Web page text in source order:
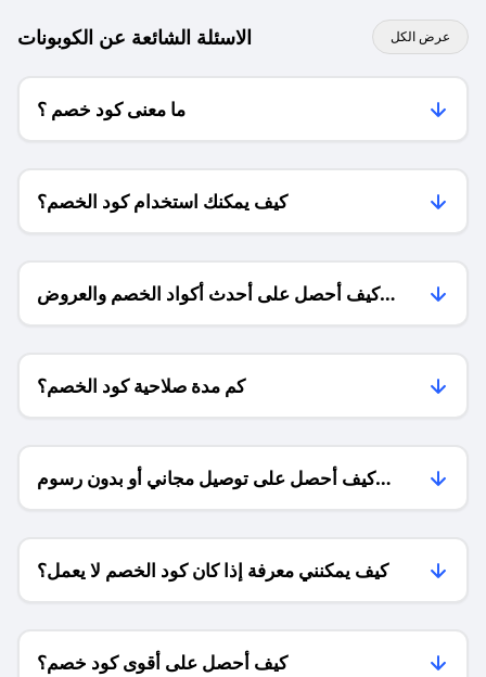
الاسئلة الشائعة عن الكوبونات عرض الكل
ما معنى كود خصم ؟
كيف يمكنك استخدام كود الخصم؟
كيف أحصل على أحدث أكواد الخصم والعروض
للمتاجر؟
كم مدة صلاحية كود الخصم؟
كيف أحصل على توصيل مجاني أو بدون رسوم
الشحن ؟
كيف يمكنني معرفة إذا كان كود الخصم لا يعمل؟
كيف أحصل على أقوى كود خصم؟